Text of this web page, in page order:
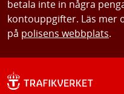
betala inte in några
kontouppgifter. Läs mer
på polisens webbplats.